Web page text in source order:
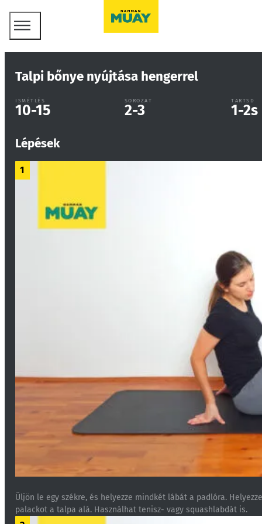
Talpi bőnye nyújtása hengerrel
ISMÉTLÉS
10-15
SOROZAT
2-3
TARTSD
1-2s
Lépések
1
Üljön le egy székre, és helyezze mindkét lábát a padlóra.
palackot a talpa alá. Használhat tenisz- vagy squashlabdát is.